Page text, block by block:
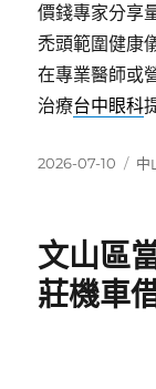
價錢專家分享
禿頭範圍健康
在專業醫師或
治療台中眼科
發
2026-07-10
分
中
文山區
莊機車